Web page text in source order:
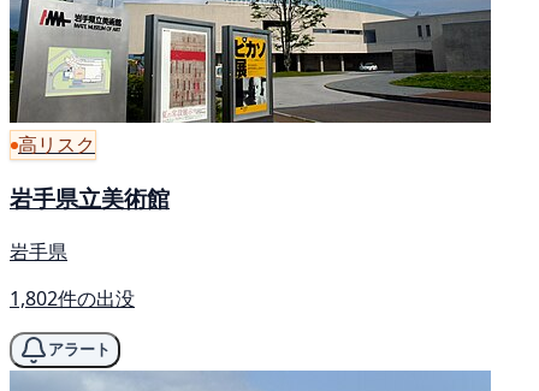
高リスク
岩手県立美術館
岩手県
1,802件の出没
アラート